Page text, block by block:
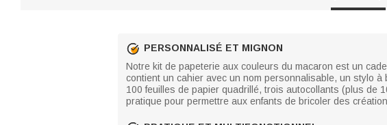
PERSONNALISÉ ET MIGNON
Notre kit de papeterie aux couleurs du macaron est un
contient un cahier avec un nom personnalisable, un stylo
100 feuilles de papier quadrillé, trois autocollants (plus de
pratique pour permettre aux enfants de bricoler des